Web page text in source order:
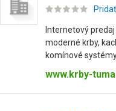
Internetový
moderné krby,
komínové
www.krby-